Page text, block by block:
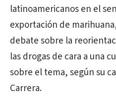
latinoamericanos en el
exportación de
debate sobre la
las drogas de cara a una
sobre el tema, según su
Carrera.